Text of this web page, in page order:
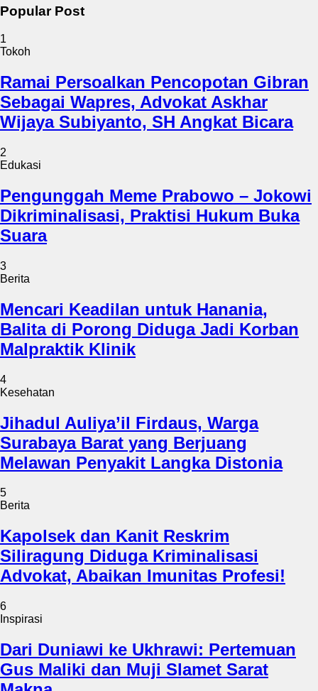
Popular Post
1
Tokoh
Ramai Persoalkan Pencopotan Gibran
Sebagai Wapres, Advokat Askhar
Wijaya Subiyanto, SH Angkat Bicara
2
Edukasi
Pengunggah Meme Prabowo – Jokowi
Dikriminalisasi, Praktisi Hukum Buka
Suara
3
Berita
Mencari Keadilan untuk Hanania,
Balita di Porong Diduga Jadi Korban
Malpraktik Klinik
4
Kesehatan
Jihadul Auliya’il Firdaus, Warga
Surabaya Barat yang Berjuang
Melawan Penyakit Langka Distonia
5
Berita
Kapolsek dan Kanit Reskrim
Siliragung Diduga Kriminalisasi
Advokat, Abaikan Imunitas Profesi!
6
Inspirasi
Dari Duniawi ke Ukhrawi: Pertemuan
Gus Maliki dan Muji Slamet Sarat